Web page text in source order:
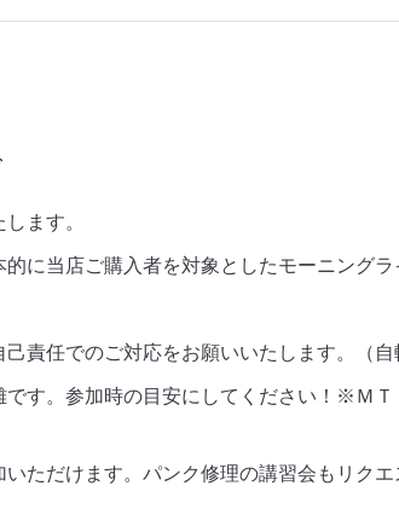
ます。
に当店ご購入者を対象としたモーニングラ
責任でのご対応をお願いいたします。（
です。参加時の目安にしてください！※Ｍ
ただけます。パンク修理の講習会もリクエ